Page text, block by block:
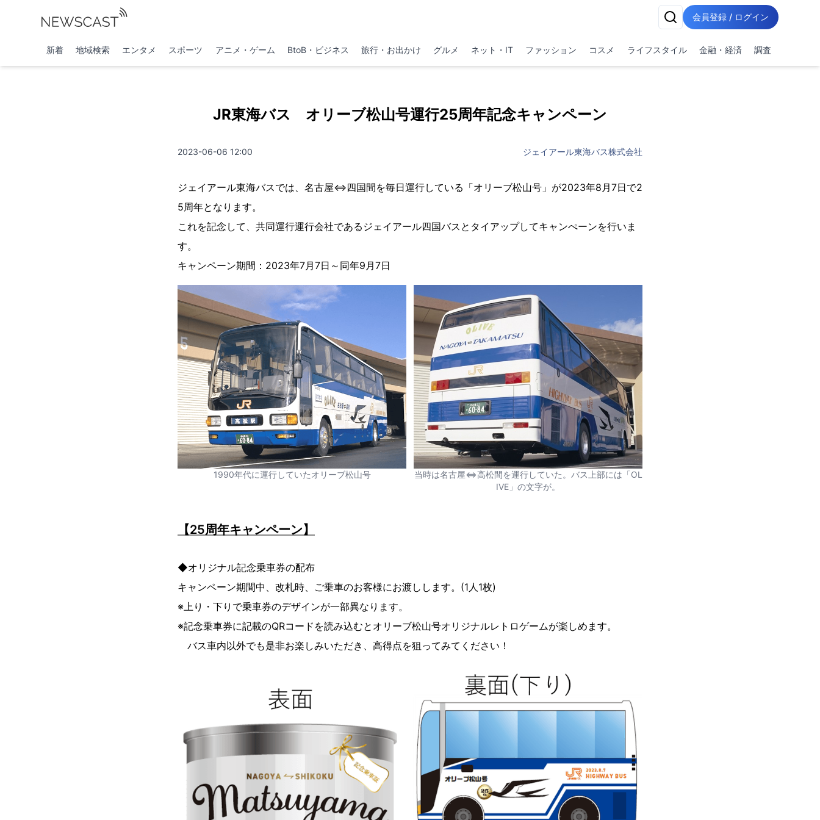
会員登録 / ログイン
新着 地域検索 エンタメ スポーツ アニメ・ゲーム BtoB・ビジネス 旅行・お出かけ グルメ ネット・IT ファッション コスメ ライフスタイル 金融・経済 調査
JR東海バス オリーブ松山号運行25周年記念キャンペーン
2023-06-06 12:00 ジェイアール東海バス株式会社
ジェイアール東海バスでは、名古屋⇔四国間を毎日運行している「オリーブ松山号」が2023年8月7日で2
5周年となります。
これを記念して、共同運行運行会社であるジェイアール四国バスとタイアップしてキャンぺーンを行いま
す。
キャンペーン期間：2023年7月7日～同年9月7日
1990年代に運行していたオリーブ松山号
当時は名古屋⇔高松間を運行していた。バス上部には「OL
IVE」の文字が。
【25周年キャンペーン】
◆オリジナル記念乗車券の配布
キャンペーン期間中、改札時、ご乗車のお客様にお渡しします。(1人1枚)
※上り・下りで乗車券のデザインが一部異なります。
※記念乗車券に記載のQRコードを読み込むとオリーブ松山号オリジナルレトロゲームが楽しめます。
バス車内以外でも是非お楽しみいただき、高得点を狙ってみてください！